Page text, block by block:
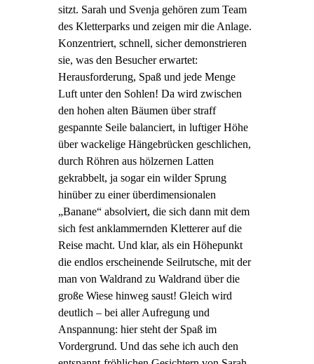
sitzt. Sarah und Svenja gehören zum Team
des Kletterparks und zeigen mir die Anlage.
Konzentriert, schnell, sicher demonstrieren
sie, was den Besucher erwartet:
Herausforderung, Spaß und jede Menge
Luft unter den Sohlen! Da wird zwischen
den hohen alten Bäumen über straff
gespannte Seile balanciert, in luftiger Höhe
über wackelige Hängebrücken geschlichen,
durch Röhren aus hölzernen Latten
gekrabbelt, ja sogar ein wilder Sprung
hinüber zu einer überdimensionalen
„Banane“ absolviert, die sich dann mit dem
sich fest anklammernden Kletterer auf die
Reise macht. Und klar, als ein Höhepunkt
die endlos erscheinende Seilrutsche, mit der
man von Waldrand zu Waldrand über die
große Wiese hinweg saust! Gleich wird
deutlich – bei aller Aufregung und
Anspannung: hier steht der Spaß im
Vordergrund. Und das sehe ich auch den